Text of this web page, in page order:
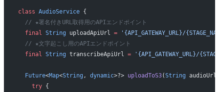
class AudioService {
  // ★署名付きURL取得用のAPIエンドポイント
  final
String uploadApiUrl = '{API_GATEWAY_URL}/
  // ★文字起こし用のAPIエンドポイント
  final
String transcribeApiUrl = '{API_GATEWAY_URL}/
  Future
<Map<String , dynamic>?> uploadToS3(String
    try
{